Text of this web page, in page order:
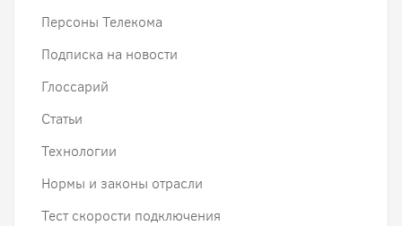
Персоны Телекома
Подписка на новости
Глоссарий
Статьи
Технологии
Нормы и законы отрасли
Тест скорости подключения